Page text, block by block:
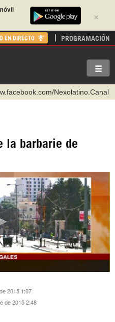
×
EN DIRECTO PROGRAMACIÓN
Nexolatino.Canal
hispantvcanal
como: hispan_tv
la barbarie de
2015 1:07
de 2015 2:48